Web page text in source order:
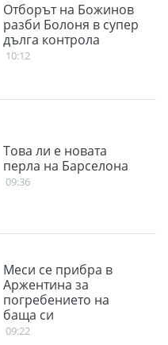
Отборът на Божинов
разби Болоня в супер
дълга контрола
10:12
Това ли е новата
перла на Барселона
09:36
Меси се прибра в
Аржентина за
погребението на
баща си
09:22